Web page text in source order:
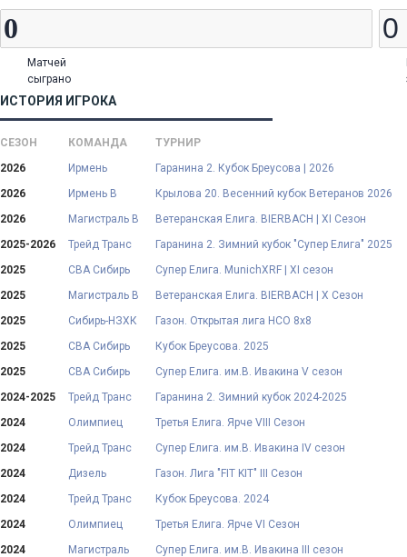
Матчей
сыграно
ИСТОРИЯ ИГРОКА
СЕЗОН КОМАНДА
ТУРНИР
2026
Ирмень
Гаранина 2. Кубок Бреусова | 2026
2026
Ирмень В
Крылова 20. Весенний кубок Ветеранов 2026
2026
Магистраль В
Ветеранская Елига. BIERBACH | XI Сезон
2025-2026
Трейд Транс
Гаранина 2. Зимний кубок "Супер Елига" 2025
2025
СВА Сибирь
Супер Елига. MunichXRF | XI сезон
2025
Магистраль В
Ветеранская Елига. BIERBACH | X Сезон
2025
Сибирь-НЗХК
Газон. Открытая лига НСО 8х8
2025
СВА Сибирь
Кубок Бреусова. 2025
2025
СВА Сибирь
Супер Елига. им.В. Ивакина V сезон
2024-2025
Трейд Транс
Гаранина 2. Зимний кубок 2024-2025
2024
Олимпиец
Третья Елига. Ярче VIII Сезон
2024
Трейд Транс
Супер Елига. им.В. Ивакина IV сезон
2024
Дизель
Газон. Лига "FIT KIT" III Сезон
2024
Трейд Транс
Кубок Бреусова. 2024
2024
Олимпиец
Третья Елига. Ярче VI Сезон
2024
Магистраль
Супер Елига. им.В. Ивакина III сезон